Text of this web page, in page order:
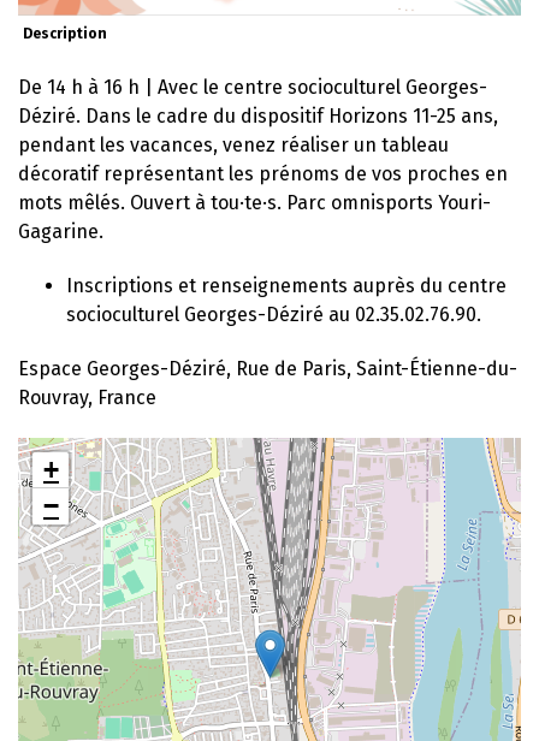
Description
De 14 h à 16 h | Avec le centre socioculturel Georges-
Déziré. Dans le cadre du dispositif Horizons 11-25 ans,
pendant les vacances, venez réaliser un tableau
décoratif représentant les prénoms de vos proches en
mots mêlés. Ouvert à tou·te·s. Parc omnisports Youri-
Gagarine.
Inscriptions et renseignements auprès du centre
socioculturel Georges-Déziré au 02.35.02.76.90.
Espace Georges-Déziré, Rue de Paris, Saint-Étienne-du-
Rouvray, France
+
−